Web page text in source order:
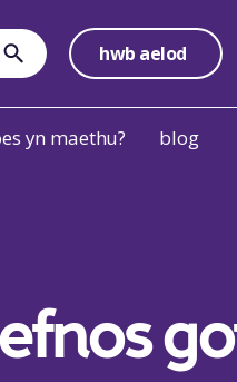
cyflwyno hwb aelod
yn maethu? blog